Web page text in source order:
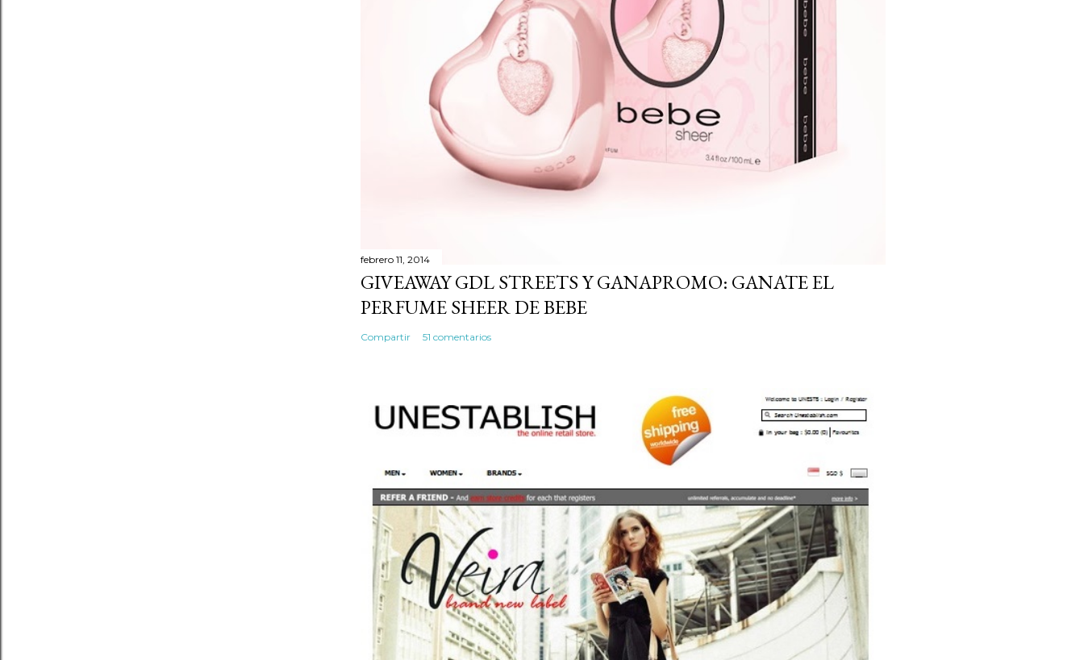
febrero 11, 2014
GIVEAWAY GDL STREETS Y GANAPROMO: GANATE EL
PERFUME SHEER DE BEBE
Compartir 51 comentarios